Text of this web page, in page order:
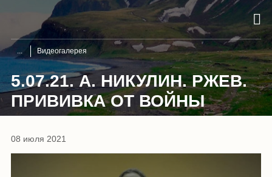
Видеогалерея
5.07.21. А. НИКУЛИН. РЖЕВ.
ПРИВИВКА ОТ ВОЙНЫ
08 июля 2021